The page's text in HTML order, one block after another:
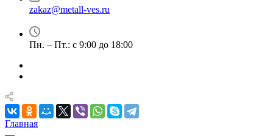
zakaz@metall-ves.ru
Пн. – Пт.: с 9:00 до 18:00
Главная